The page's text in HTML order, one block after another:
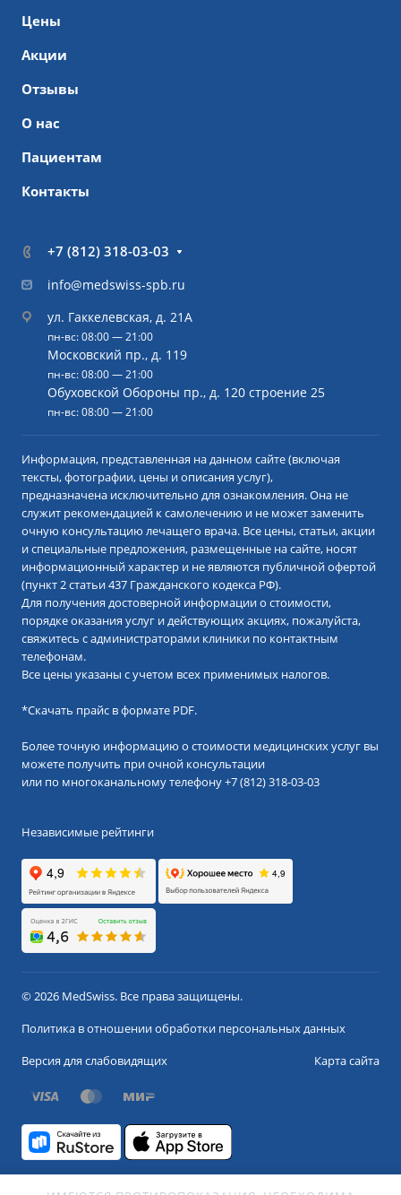
Цены
Акции
Отзывы
О нас
Пациентам
Контакты
+7 (812) 318-03-03
info@medswiss-spb.ru
ул. Гаккелевская, д. 21А
пн-вс: 08:00 — 21:00
Московский пр., д. 119
пн-вс: 08:00 — 21:00
Обуховской Обороны пр., д. 120 строение 25
пн-вс: 08:00 — 21:00
Информация, представленная на данном сайте (включая
тексты, фотографии, цены и описания услуг),
предназначена исключительно для ознакомления. Она не
служит рекомендацией к самолечению и не может заменить
очную консультацию лечащего врача. Все цены, статьи, акции
и специальные предложения, размещенные на сайте, носят
информационный характер и не являются публичной офертой
(пункт 2 статьи 437 Гражданского кодекса РФ).
Для получения достоверной информации о стоимости,
порядке оказания услуг и действующих акциях, пожалуйста,
свяжитесь с администраторами клиники по контактным
телефонам.
Все цены указаны с учетом всех применимых налогов.
*Скачать прайс в формате PDF.
Более точную информацию о стоимости медицинских услуг вы
можете получить при очной консультации
или по многоканальному телефону+7 (812) 318-03-03
Независимые рейтинги
© 2026 MedSwiss. Все права защищены.
Политика в отношении обработки персональных данных
Версия для слабовидящих
Карта сайта